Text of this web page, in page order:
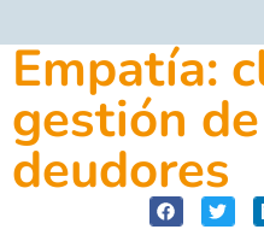
Empatía:
gestión
deudores